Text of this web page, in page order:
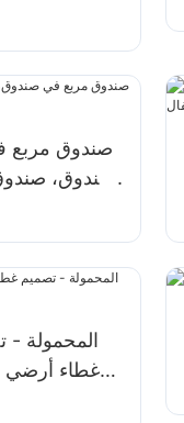
صندوق،
غطاء أرضي